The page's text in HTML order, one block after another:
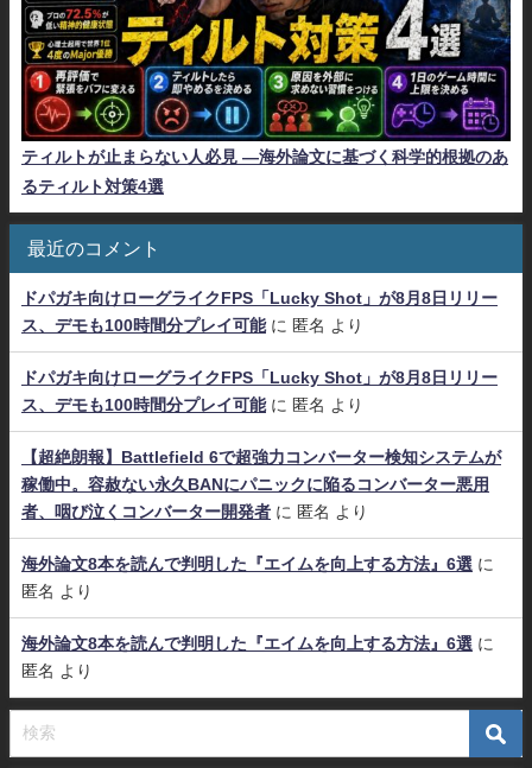
ティルトが止まらない人必見 ―海外論文に基づく科学的根拠のあ
るティルト対策4選
最近のコメント
ドパガキ向けローグライクFPS「Lucky Shot」が8月8日リリー
ス、デモも100時間分プレイ可能に 匿名 より
ドパガキ向けローグライクFPS「Lucky Shot」が8月8日リリー
ス、デモも100時間分プレイ可能に 匿名 より
【超絶朗報】Battlefield 6で超強力コンバーター検知システムが
稼働中。容赦ない永久BANにパニックに陥るコンバーター悪用
者、咽び泣くコンバーター開発者 に 匿名 より
海外論文8本を読んで判明した『エイムを向上する方法』6選 に
匿名 より
海外論文8本を読んで判明した『エイムを向上する方法』6選 に
匿名 より